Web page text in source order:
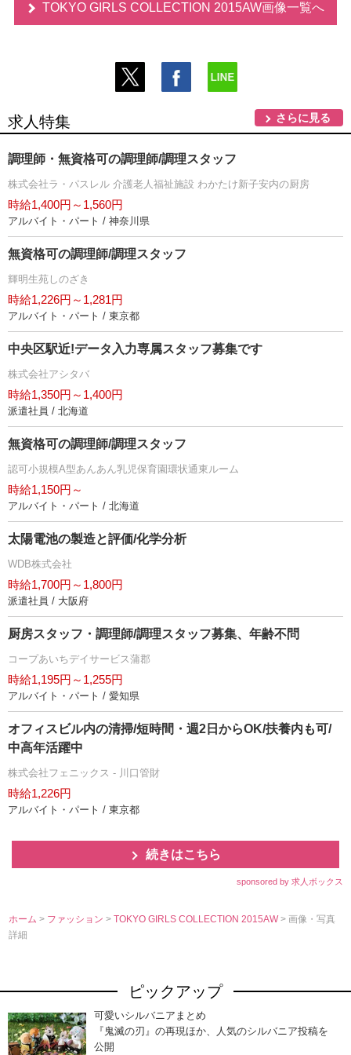
TOKYO GIRLS COLLECTION 2015AW画像一覧へ
求人特集 さらに見る
調理師・無資格可の調理師/調理スタッフ
株式会社ラ・パスレル 介護老人福祉施設 わかたけ新子安内の厨房
時給1,400円～1,560円
アルバイト・パート / 神奈川県
無資格可の調理師/調理スタッフ
輝明生苑しのざき
時給1,226円～1,281円
アルバイト・パート / 東京都
中央区駅近!データ入力専属スタッフ募集です
株式会社アシタバ
時給1,350円～1,400円
派遣社員 / 北海道
無資格可の調理師/調理スタッフ
認可小規模A型あんあん乳児保育園環状通東ルーム
時給1,150円～
アルバイト・パート / 北海道
太陽電池の製造と評価/化学分析
WDB株式会社
時給1,700円～1,800円
派遣社員 / 大阪府
厨房スタッフ・調理師/調理スタッフ募集、年齢不問
コープあいちデイサービス蒲郡
時給1,195円～1,255円
アルバイト・パート / 愛知県
オフィスビル内の清掃/短時間・週2日からOK/扶養内も可/
中高年活躍中
株式会社フェニックス - 川口管財
時給1,226円
アルバイト・パート / 東京都
続きはこちら
sponsored by 求人ボックス
ホーム > ファッション>TOKYO GIRLS COLLECTION 2015AW> 画像・写真
詳細
ピックアップ
可愛いシルバニアまとめ
『鬼滅の刃』の再現ほか、人気のシルバニア投稿を
公開